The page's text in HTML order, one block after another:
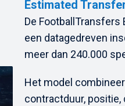
Estimated
De FootballTransfers
een datagedreven
meer dan 240.000
Het model
contractduur,